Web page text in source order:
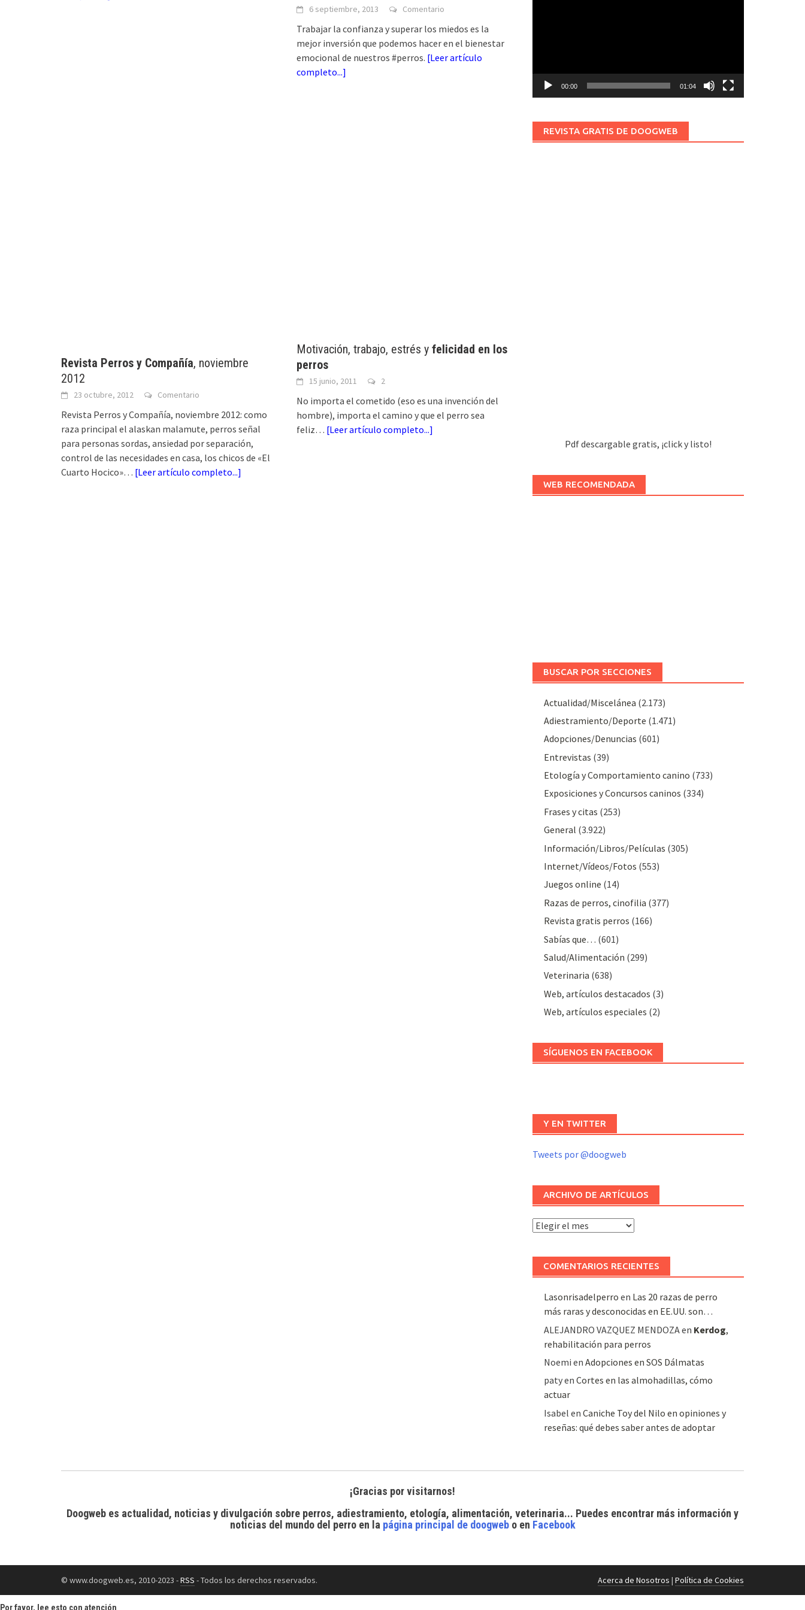
6 septiembre, 2013 Comentario
Trabajar la confianza y superar los miedos es la
mejor inversión que podemos hacer en el bienestar
emocional de nuestros #perros. [Leer artículo
completo...]
Revista Perros y Compañía, noviembre
2012
23 octubre, 2012 Comentario
Revista Perros y Compañía, noviembre 2012: como
raza principal el alaskan malamute, perros señal
para personas sordas, ansiedad por separación,
control de las necesidades en casa, los chicos de «El
Cuarto Hocico»… [Leer artículo completo...]
Motivación, trabajo, estrés yfelicidad en los
perros
15 junio, 2011 2
No importa el cometido (eso es una invención del
hombre), importa el camino y que el perro sea
feliz… [Leer artículo completo...]
00:00 01:04
REVISTA GRATIS DE DOOGWEB
Pdf descargable gratis, ¡click y listo!
WEB RECOMENDADA
BUSCAR POR SECCIONES
Actualidad/Miscelánea (2.173)
Adiestramiento/Deporte (1.471)
Adopciones/Denuncias (601)
Entrevistas (39)
Etología y Comportamiento canino (733)
Exposiciones y Concursos caninos (334)
Frases y citas (253)
General (3.922)
Información/Libros/Películas (305)
Internet/Vídeos/Fotos (553)
Juegos online (14)
Razas de perros, cinofilia (377)
Revista gratis perros (166)
Sabías que… (601)
Salud/Alimentación (299)
Veterinaria (638)
Web, artículos destacados (3)
Web, artículos especiales (2)
SÍGUENOS EN FACEBOOK
Y EN TWITTER
Tweets por @doogweb
ARCHIVO DE ARTÍCULOS
Archivo
artículos
COMENTARIOS RECIENTES
Lasonrisadelperro en Las 20 razas de perro
más raras y desconocidas en EE.UU. son…
ALEJANDRO VAZQUEZ MENDOZAen Kerdog,
rehabilitación para perros
Noemi en Adopciones en SOS Dálmatas
patyen Cortes en las almohadillas, cómo
actuar
Isabel en Caniche Toy del Nilo en opiniones y
reseñas: qué debes saber antes de adoptar
¡Gracias por visitarnos!
Doogweb es actualidad, noticias y divulgación sobre perros, adiestramiento, etología, alimentación, veterinaria... Puedes encontrar más información y
noticias del mundo del perroen la página principal de doogwebo en Facebook
© www.doogweb.es, 2010-2023 -RSS - Todos los derechos reservados. Acerca de Nosotros | Política de Cookies
Por favor, lee esto con atención